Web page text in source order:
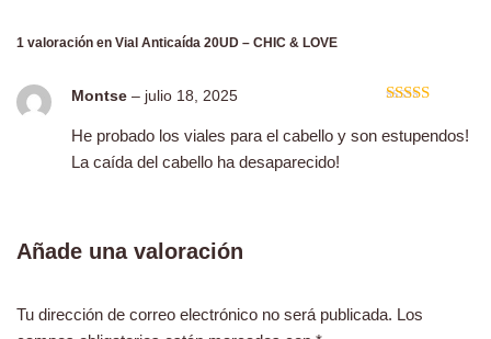
1 valoración en Vial Anticaída 20UD – CHIC & LOVE
con5de 5
Montse – julio 18, 2025
He probado los viales para el cabello y son estupendos!
La caída del cabello ha desaparecido!
Añade una valoración
Tu dirección de correo electrónico no será publicada. Los